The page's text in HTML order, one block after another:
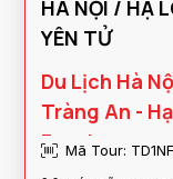
HÀ NỘI / HẠ LONG / SAPA / NINH BÌNH /
YÊN TỬ
Du Lịch Hà
Tràng An -
Fansipan
Mã Tour: